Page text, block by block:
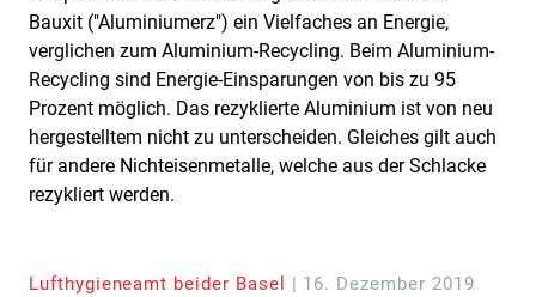
Bauxit ("Aluminiumerz") ein Vielfaches an Energie,
verglichen zum Aluminium-Recycling. Beim Aluminium-
Recycling sind Energie-Einsparungen von bis zu 95
Prozent möglich. Das rezyklierte Aluminium ist von neu
hergestelltem nicht zu unterscheiden. Gleiches gilt auch
für andere Nichteisenmetalle, welche aus der Schlacke
rezykliert werden.
Lufthygieneamt beider Basel | 16. Dezember 2019